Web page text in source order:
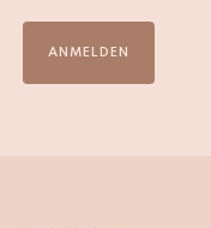
ANMELDEN